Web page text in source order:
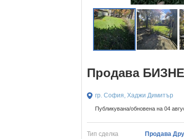
Продава
гр. София, Хаджи Димитър
Публикувана/обновена на 04
Тип сделка
Продава